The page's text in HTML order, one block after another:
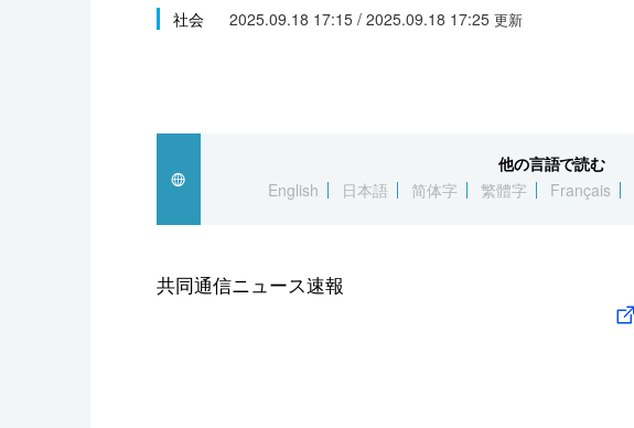
文化
スポーツ・東京2020
社会 2025.09.18 17:15 / 2025.09.18 17:25 更新
他の言語で読む
English
日本語 简体字 繁體字 Français
共同通信ニュース速報